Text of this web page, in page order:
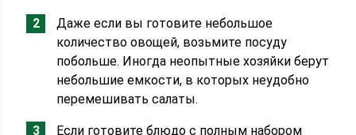
Даже если вы готовите небольшое
количество овощей, возьмите посуду
побольше. Иногда неопытные хозяйки берут
небольшие емкости, в которых неудобно
перемешивать салаты.
Если готовите блюдо с полным набором